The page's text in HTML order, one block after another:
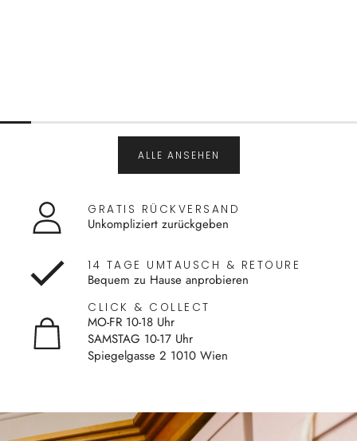
ALLE ANSEHEN
GRATIS RÜCKVERSAND
Unkompliziert zurückgeben
14 TAGE UMTAUSCH & RETOURE
Bequem zu Hause anprobieren
CLICK & COLLECT
MO-FR 10-18 Uhr
SAMSTAG 10-17 Uhr
Spiegelgasse 2 1010 Wien